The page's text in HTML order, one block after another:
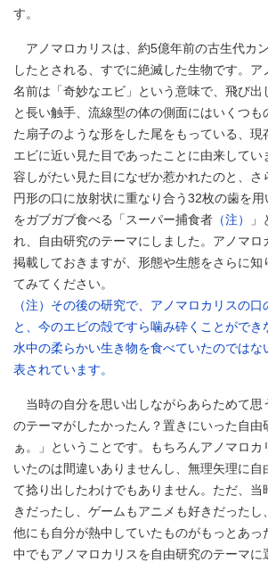
す。
アノマロカリスは、約5億年前の古生代カ
したとされる、すでに絶滅した生物です。ア
名前は「奇妙なエビ」という意味で、飛び出
と長い触手、流線型の体の側面にはいくつも
た扇子のような形をした尾をもっている、現
エビに近い見た目であったことに由来してい
容しがたい見た目になぜか惹かれたのと、さ
円形の口に放射状に重なり合う32枚の歯を
をガブガブ食べる「スーパー捕食者 （注）
れ、自由研究のテーマにしました。アノマロ
掲載しておきますが、形態や生態をさらに知
てみてください。
（注）その後の研究で、アノマロカリスの
と、今のエビの殻ですら噛み砕くことができ
水中の柔らかい生き物を食べていたのではな
表されています。
当時の自分を思い出しながらあらためて思
のテーマがしたかったん？置きにいった自由
ぁ。」ということです。もちろんアノマロカ
いたのは間違いありませんし、無理矢理に自
て捻り出したわけでもありません。ただ、当
きだったし、ゲームもアニメも好きだったし
他にも自分が熱中していたものがもっとあっ
中でもアノマロカリスを自由研究のテーマに